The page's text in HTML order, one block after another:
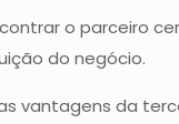
o parceiro
do negócio.
vantagens da